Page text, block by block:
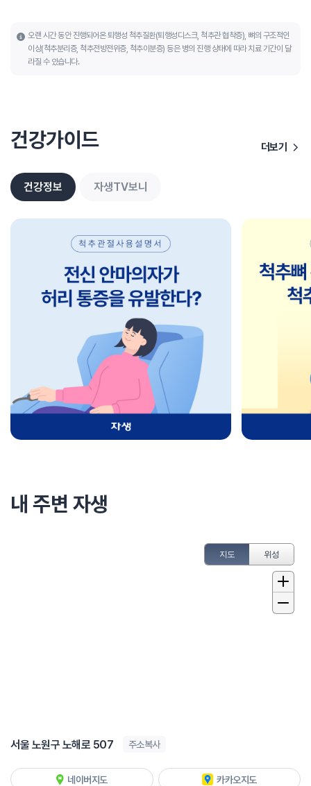
오랜 시간 동안 진행되어온 퇴행성 척추질환(퇴행성디스크, 척추관 협착증), 뼈의 구조적인
이상(척추분리증, 척추전방전위증, 척추이분증) 등은 병의 진행 상태에 따라 치료 기간이 달
라질 수 있습니다.
건강가이드 더보기
건강정보 자생TV보니
내 주변 자생
지도 위성
서울 노원구 노해로 507 주소복사
네이버지도 카카오지도